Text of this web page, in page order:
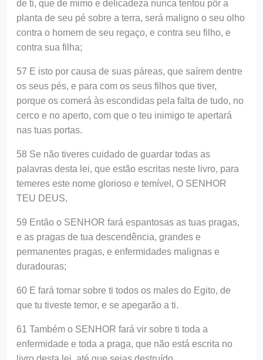
de ti, que de mimo e delicadeza nunca tentou pôr a
planta de seu pé sobre a terra, será maligno o seu olho
contra o homem de seu regaço, e contra seu filho, e
contra sua filha;
57 E isto por causa de suas páreas, que saírem dentre
os seus pés, e para com os seus filhos que tiver,
porque os comerá às escondidas pela falta de tudo, no
cerco e no aperto, com que o teu inimigo te apertará
nas tuas portas.
58 Se não tiveres cuidado de guardar todas as
palavras desta lei, que estão escritas neste livro, para
temeres este nome glorioso e temível, O SENHOR
TEU DEUS,
59 Então o SENHOR fará espantosas as tuas pragas,
e as pragas de tua descendência, grandes e
permanentes pragas, e enfermidades malignas e
duradouras;
60 E fará tornar sobre ti todos os males do Egito, de
que tu tiveste temor, e se apegarão a ti.
61 Também o SENHOR fará vir sobre ti toda a
enfermidade e toda a praga, que não está escrita no